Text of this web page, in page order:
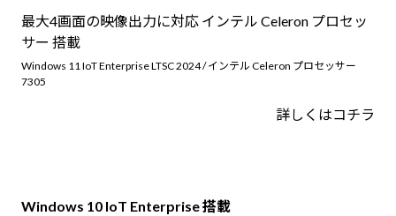
最大4画面の映像出力に対応 インテル Celeron プロセッ
サー 搭載
Windows 11 IoT Enterprise LTSC 2024 / インテル Celeron プロセッサー
7305
詳しくはコチラ
Windows 10 IoT Enterprise 搭載